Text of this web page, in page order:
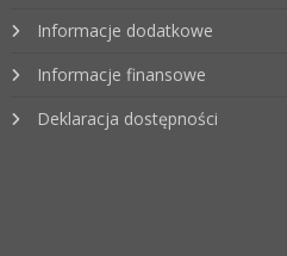
Informacje dodatkowe
Informacje finansowe
Deklaracja dostępności